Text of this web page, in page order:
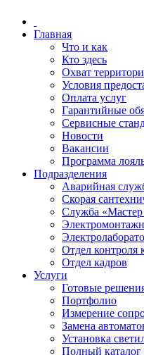
Главная
Что и как
Кто здесь
Охват
Условия
Оплата услуг
Гарантийные
Сервисные
Новости
Вакансии
Программа
Подразделения
Аварийная
Скорая
Служба «Мастер
Отдел контроля
Отдел кадров
Услуги
Готовые
Портфолио
Измерение
Замена
Установка
Полный каталог